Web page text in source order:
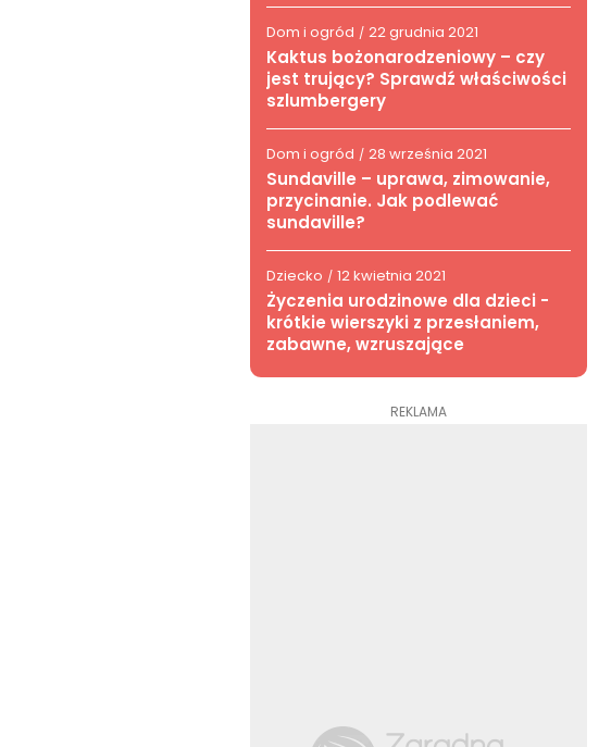
Dom i ogród / 22 grudnia 2021
Kaktus bożonarodzeniowy – czy
jest trujący? Sprawdź właściwości
szlumbergery
Dom i ogród / 28 września 2021
Sundaville – uprawa, zimowanie,
przycinanie. Jak podlewać
sundaville?
Dziecko / 12 kwietnia 2021
Życzenia urodzinowe dla dzieci -
krótkie wierszyki z przesłaniem,
zabawne, wzruszające
REKLAMA